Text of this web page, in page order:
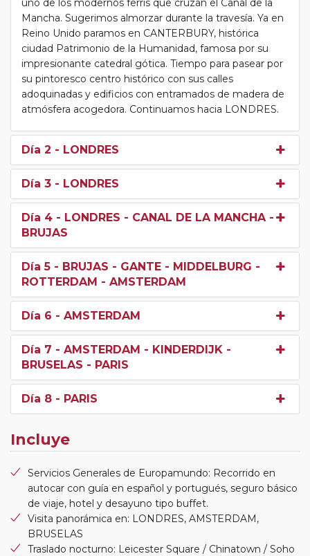
uno de los modernos ferris que cruzan el Canal de la
Mancha. Sugerimos almorzar durante la travesía. Ya en
Reino Unido paramos en CANTERBURY, histórica
ciudad Patrimonio de la Humanidad, famosa por su
impresionante catedral gótica. Tiempo para pasear por
su pintoresco centro histórico con sus calles
adoquinadas y edificios con entramados de madera de
atmósfera acogedora. Continuamos hacia LONDRES.
Día 2 - LONDRES
Día 3 - LONDRES
Día 4 - LONDRES - CANAL DE LA MANCHA -
BRUJAS
Día 5 - BRUJAS - GANTE - MIDDELBURG -
ROTTERDAM - AMSTERDAM
Día 6 - AMSTERDAM
Día 7 - AMSTERDAM - KINDERDIJK -
BRUSELAS - PARIS
Día 8 - PARIS
Incluye
Servicios Generales de Europamundo: Recorrido en
autocar con guía en español y portugués, seguro básico
de viaje, hotel y desayuno tipo buffet.
Visita panorámica en: LONDRES, AMSTERDAM,
BRUSELAS
Traslado nocturno: Leicester Square / Chinatown / Soho